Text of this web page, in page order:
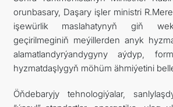
orunbasary, Daşary işler ministri
işewürlik maslahatynyň giň
geçirilmeginiň meýillerden anyk
alamatlandyrýandygyny aýdyp,
hyzmatdaşlygyň möhüm ähmiýetini
Öňdebaryjy tehnologiýalar,